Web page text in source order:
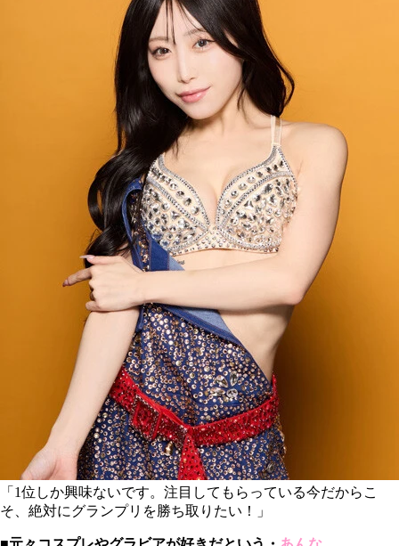
「1位しか興味ないです。注目してもらっている今だからこ
そ、絶対にグランプリを勝ち取りたい！」